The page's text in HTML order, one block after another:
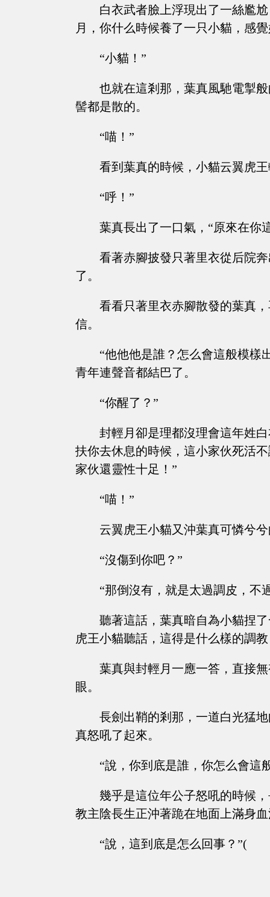
白衣武者臉上浮現出了一絲尷
月，你什么時候養了一只小貓，感
“小貓！”
也就在這剎那，葉真風馳電掣
髻都是散的。
“喵！”
看到葉真的時候，小貓云翼虎
“呼！”
葉真長出了一口氣，“原來在你
看著赤腳披發只著里衣從后院
了。
看看只著里衣赤腳散發的葉真
信。
“他他他是誰？怎么會這般模樣
青年連聲音都結巴了。
“你醒了？”
封輕月卻是理都沒理會這年姓
扶你去休息的時候，這小家伙死活
家伙還靈性十足！”
“喵！”
云翼虎王小貓又沖葉真可憐兮
“沒傷到你吧？”
“那倒沒有，就是太過調皮，不
聽著這話，葉真暗自為小貓捏
虎王小貓聽話，這得是什么樣的調
葉真與封輕月一應一答，直接
眼。
長劍出鞘的剎那，一道白光猛
真怒吼了起來。
“說，你到底是誰，你怎么會這
幾乎是這位年公子怒吼的時候
教主陰長生正沖著跪在地面上滿身
“說，這到底是怎么回事？”(